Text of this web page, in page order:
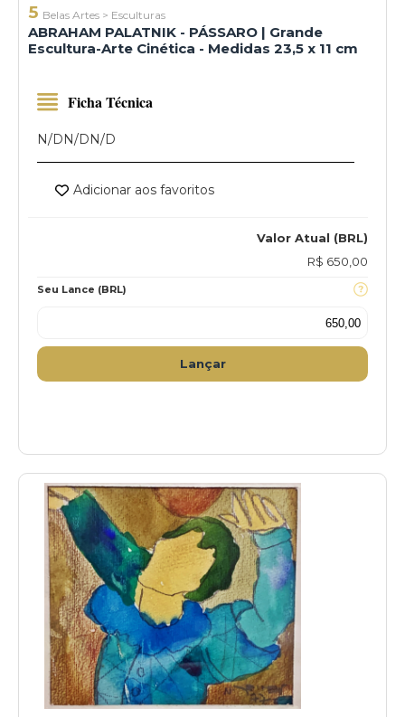
5 Belas Artes > Esculturas
ABRAHAM PALATNIK - PÁSSARO | Grande
Escultura-Arte Cinética - Medidas 23,5 x 11 cm
Valor Atual (BRL)
R$ 650,00
Seu Lance (BRL)
Lançar
Ficha Técnica
N/D N/D N/D
Adicionar aos favoritos